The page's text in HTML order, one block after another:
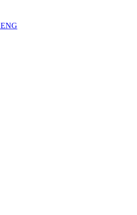
ENG